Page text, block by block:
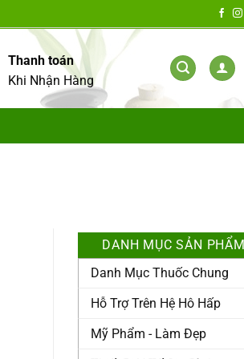
Thanh toán
Khi Nhận Hàng
DANH MỤC SẢN PHẨM
Danh Mục Thuốc Chung
Hỗ Trợ Trên Hệ Hô Hấp
Mỹ Phẩm - Làm Đẹp